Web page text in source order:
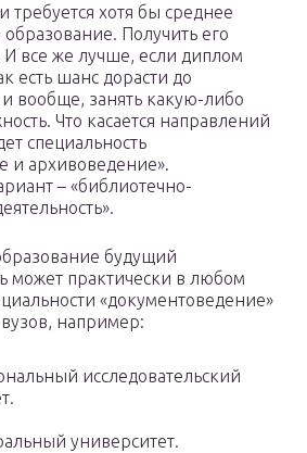
требуется хотя бы среднее
Получить его
все же лучше, если диплом
есть шанс дорасти до
и вообще, занять какую-либо
Что касается направлений
специальность
и архивоведение».
– «библиотечно-
будущий
может практически в любом
«документоведение»
например:
исследовательский
университет.